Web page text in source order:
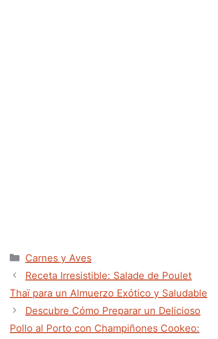
Categorías
Carnes y Aves
Receta Irresistible: Salade de Poulet
Thaï para un Almuerzo Exótico y Saludable
Descubre Cómo Preparar un Delicioso
Pollo al Porto con Champiñones Cookeo: